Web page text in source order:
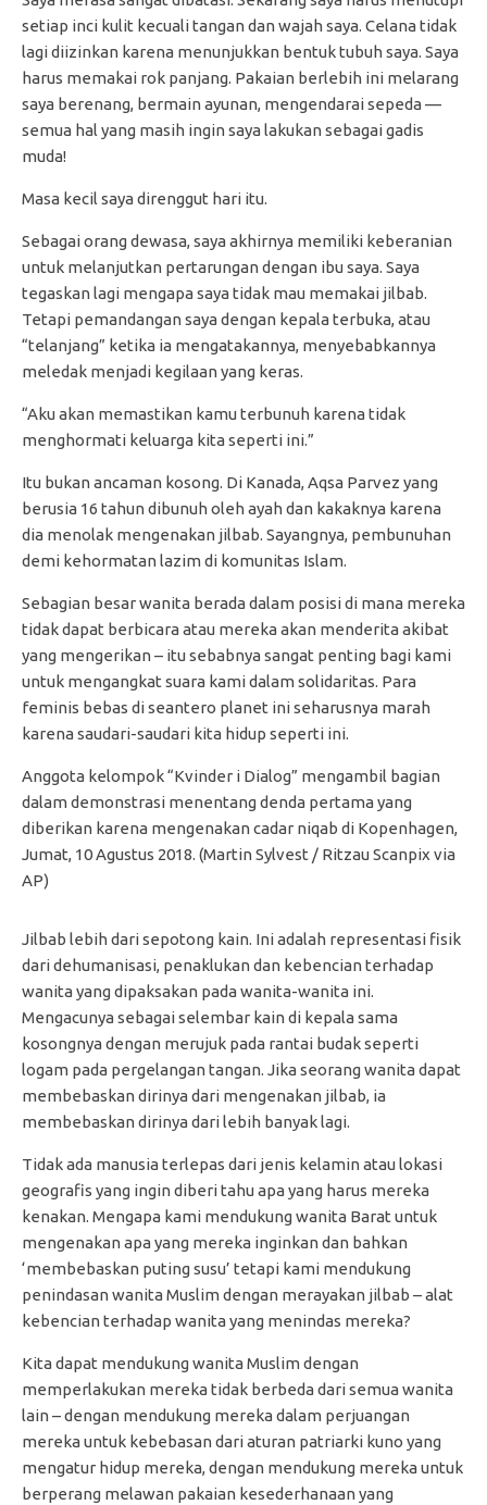
setiap inci kulit kecuali tangan dan wajah saya. Celana tidak
lagi diizinkan karena menunjukkan bentuk tubuh saya. Saya
harus memakai rok panjang. Pakaian berlebih ini melarang
saya berenang, bermain ayunan, mengendarai sepeda —
semua hal yang masih ingin saya lakukan sebagai gadis
muda!
Masa kecil saya direnggut hari itu.
Sebagai orang dewasa, saya akhirnya memiliki keberanian
untuk melanjutkan pertarungan dengan ibu saya. Saya
tegaskan lagi mengapa saya tidak mau memakai jilbab.
Tetapi pemandangan saya dengan kepala terbuka, atau
“telanjang” ketika ia mengatakannya, menyebabkannya
meledak menjadi kegilaan yang keras.
“Aku akan memastikan kamu terbunuh karena tidak
menghormati keluarga kita seperti ini.”
Itu bukan ancaman kosong. Di Kanada, Aqsa Parvez yang
berusia 16 tahun dibunuh oleh ayah dan kakaknya karena
dia menolak mengenakan jilbab. Sayangnya, pembunuhan
demi kehormatan lazim di komunitas Islam.
Sebagian besar wanita berada dalam posisi di mana mereka
tidak dapat berbicara atau mereka akan menderita akibat
yang mengerikan – itu sebabnya sangat penting bagi kami
untuk mengangkat suara kami dalam solidaritas. Para
feminis bebas di seantero planet ini seharusnya marah
karena saudari-saudari kita hidup seperti ini.
Anggota kelompok “Kvinder i Dialog” mengambil bagian
dalam demonstrasi menentang denda pertama yang
diberikan karena mengenakan cadar niqab di Kopenhagen,
Jumat, 10 Agustus 2018. (Martin Sylvest / Ritzau Scanpix via
AP)
Jilbab lebih dari sepotong kain. Ini adalah representasi fisik
dari dehumanisasi, penaklukan dan kebencian terhadap
wanita yang dipaksakan pada wanita-wanita ini.
Mengacunya sebagai selembar kain di kepala sama
kosongnya dengan merujuk pada rantai budak seperti
logam pada pergelangan tangan. Jika seorang wanita dapat
membebaskan dirinya dari mengenakan jilbab, ia
membebaskan dirinya dari lebih banyak lagi.
Tidak ada manusia terlepas dari jenis kelamin atau lokasi
geografis yang ingin diberi tahu apa yang harus mereka
kenakan. Mengapa kami mendukung wanita Barat untuk
mengenakan apa yang mereka inginkan dan bahkan
‘membebaskan puting susu’ tetapi kami mendukung
penindasan wanita Muslim dengan merayakan jilbab – alat
kebencian terhadap wanita yang menindas mereka?
Kita dapat mendukung wanita Muslim dengan
memperlakukan mereka tidak berbeda dari semua wanita
lain – dengan mendukung mereka dalam perjuangan
mereka untuk kebebasan dari aturan patriarki kuno yang
mengatur hidup mereka, dengan mendukung mereka untuk
berperang melawan pakaian kesederhanaan yang